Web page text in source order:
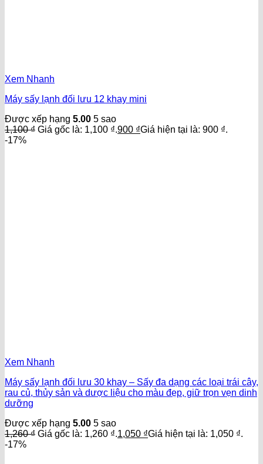
Xem Nhanh
Máy sấy lạnh đối lưu 12 khay mini
Được xếp hạng 5.00 5 sao
1,100₫ Giá gốc là: 1,100 ₫.900 ₫Giá hiện tại là: 900 ₫.
-17%
Xem Nhanh
Máy sấy lạnh đối lưu 30 khay – Sấy đa dạng các loại trái cây,
rau củ, thủy sản và dược liệu cho màu đẹp, giữ trọn vẹn dinh
dưỡng
Được xếp hạng 5.00 5 sao
1,260₫ Giá gốc là: 1,260 ₫.1,050 ₫Giá hiện tại là: 1,050 ₫.
-17%